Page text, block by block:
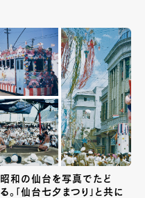
昭和の仙台を写真でたど
る。「仙台七夕まつり」と共に